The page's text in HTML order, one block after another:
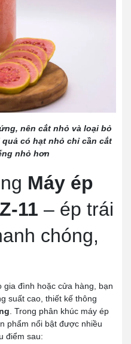
nên cắt nhỏ và loại bỏ
có hạt nhỏ chỉ cần cắt
nhỏ hơn
Máy ép
11 – ép trái
chóng,
gia đình hoặc cửa hàng, bạn
suất cao, thiết kế thông
. Trong phân khúc máy ép
phẩm nổi bật được nhiều
điểm sau: